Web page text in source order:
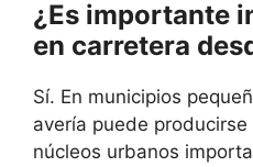
¿Es importante
en carretera
Sí. En municipios
avería puede
núcleos urbanos